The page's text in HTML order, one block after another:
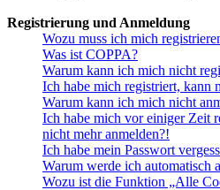
Registrierung und Anmeldung
Wozu muss ich mich
Was ist COPPA?
Warum kann ich mich nicht
Ich habe mich registriert, kann
Warum kann ich mich nicht
Ich habe mich vor einiger Zeit
nicht mehr anmelden?!
Ich habe mein Passwort
Warum werde ich automatisch
Wozu ist die Funktion „Alle